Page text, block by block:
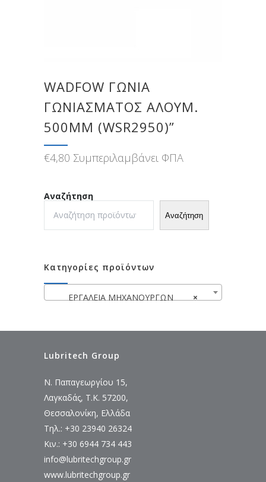
WADFOW ΓΩΝΙΑ
ΓΩΝΙΑΣΜΑΤΟΣ ΑΛΟΥΜ.
500MM (WSR2950)”
€4,80 Συμπεριλαμβάνει ΦΠΑ
Αναζήτηση
Αναζήτηση
Κατηγορίες προϊόντων
×
ΕΡΓΑΛΕΙΑ ΜΗΧΑΝΟΥΡΓΩΝ
Lubritech Group
Ν. Παπαγεωργίου 15,
Λαγκαδάς, Τ.Κ. 57200,
Θεσσαλονίκη, Ελλάδα
Τηλ.: +30 23940 26324
Κιν.: +30 6944 734 443
info@lubritechgroup.gr
www.lubritechgroup.gr